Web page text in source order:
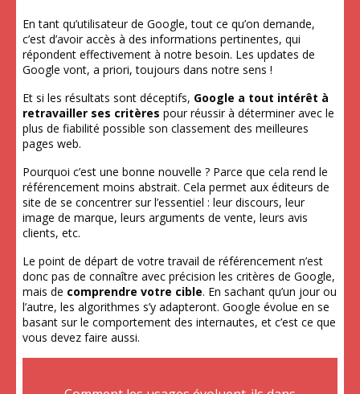
En tant qu’utilisateur de Google, tout ce qu’on demande,
c’est d’avoir accès à des informations pertinentes, qui
répondent effectivement à notre besoin. Les updates de
Google vont, a priori, toujours dans notre sens !
Et si les résultats sont déceptifs, Google a tout intérêt à
retravailler ses critères pour réussir à déterminer avec le
plus de fiabilité possible son classement des meilleures
pages web.
Pourquoi c’est une bonne nouvelle ? Parce que cela rend le
référencement moins abstrait. Cela permet aux éditeurs de
site de se concentrer sur l’essentiel : leur discours, leur
image de marque, leurs arguments de vente, leurs avis
clients, etc.
Le point de départ de votre travail de référencement n’est
donc pas de connaître avec précision les critères de Google,
mais de comprendre votre cible. En sachant qu’un jour ou
l’autre, les algorithmes s’y adapteront. Google évolue en se
basant sur le comportement des internautes, et c’est ce que
vous devez faire aussi.